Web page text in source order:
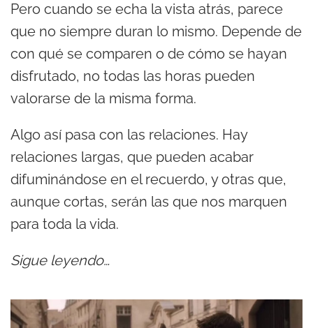
Pero cuando se echa la vista atrás, parece
que no siempre duran lo mismo. Depende de
con qué se comparen o de cómo se hayan
disfrutado, no todas las horas pueden
valorarse de la misma forma.
Algo así pasa con las relaciones. Hay
relaciones largas, que pueden acabar
difuminándose en el recuerdo, y otras que,
aunque cortas, serán las que nos marquen
para toda la vida.
Sigue leyendo…